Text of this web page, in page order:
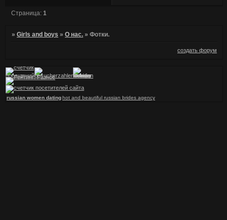
Страница:1
»Girls and boys »О нас. »Фотки.
создать форум
russian women datinghot and beautiful russian brides agency